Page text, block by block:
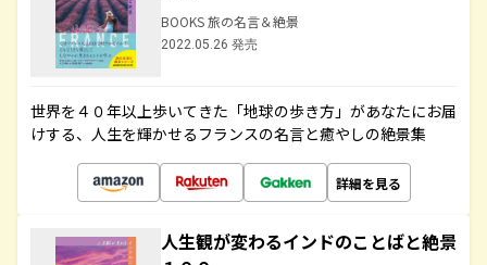
BOOKS 旅の名言＆絶景
2022.05.26 発売
世界を４０年以上歩いてきた「地球の歩き方」があなたにお届
けする、人生を輝かせるフランスの名言と癒やしの絶景集
詳細を見る
人生観が変わるインドのことばと絶景